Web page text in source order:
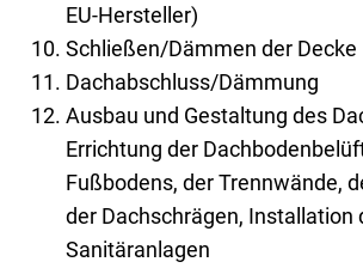
EU-Hersteller)
Schließen/Dämmen der Decke
Dachabschluss/Dämmung
Ausbau und Gestaltung des
Errichtung der
Fußbodens, der Trennwände,
der Dachschrägen, Installation
Sanitäranlagen